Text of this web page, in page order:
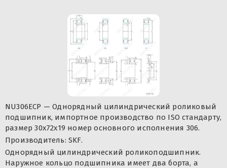
NU306ECP — Однорядный цилиндрический роликовый
подшипник, импортное производство по ISO стандарту,
размер 30x72x19 номер основного исполнения 306.
Производитель: SKF.
Однорядный цилиндрический роликоподшипник.
Наружное кольцо подшипника имеет два борта, а